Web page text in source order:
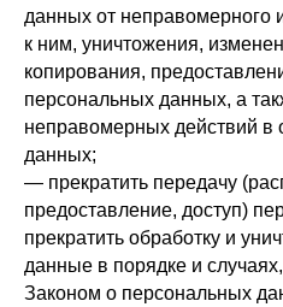
данных от неправомерного
к ним, уничтожения,
копирования,
персональных данных, а
неправомерных действий
данных;
— прекратить передачу
предоставление, доступ)
прекратить обработку и
данные в порядке и
Законом о персональных